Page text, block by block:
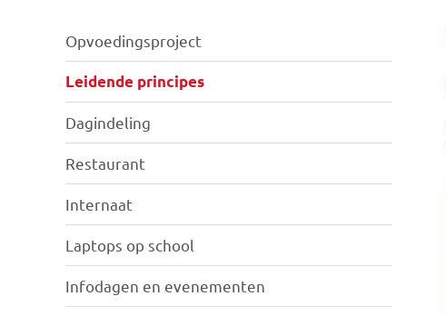
Opvoedingsproject
Leidende principes
Dagindeling
Restaurant
Internaat
Laptops op school
Infodagen en evenementen